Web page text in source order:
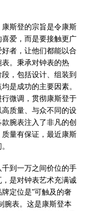
斯登的宗旨是令康斯
爱，而是要接触更广
者，让他们都能以合
。秉承对钟表的热
，包括设计、组装到
是成功的主要因素。
微调，贯彻康斯登于
质量、与众不同的设
腕表注入了非凡的创
量有保证，最近康斯
到一万之间价位的手
是对钟表艺术充满诚
定位是"可触及的奢
腕表。这是康斯登本